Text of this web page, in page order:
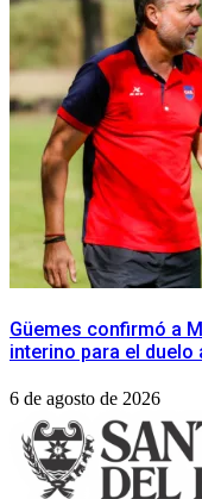
Güemes confirmó a
interino para el duelo
6 de agosto de 2026